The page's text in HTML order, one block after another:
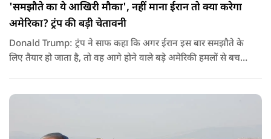
'समझौते का ये आखिरी मौका', नहीं माना ईरान तो क्या करेगा
अमेरिका? ट्रंप की बड़ी चेतावनी
Donald Trump: ट्रंप ने साफ कहा कि अगर ईरान इस बार समझौते के
लिए तैयार हो जाता है, तो वह आगे होने वाले बड़े अमेरिकी हमलों से बच